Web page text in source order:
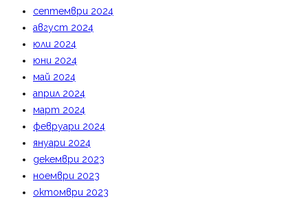
септември 2024
август 2024
юли 2024
юни 2024
май 2024
април 2024
март 2024
февруари 2024
януари 2024
декември 2023
ноември 2023
октомври 2023